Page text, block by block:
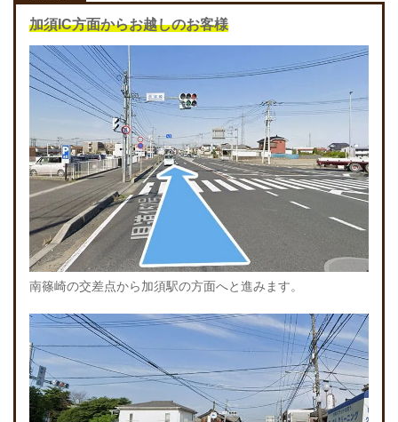
加須IC方面からお越しのお客様
南篠崎の交差点から加須駅の方面へと進みます。